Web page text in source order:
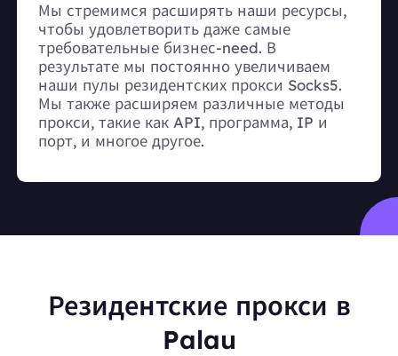
Мы стремимся расширять наши ресурсы,
чтобы удовлетворить даже самые
требовательные бизнес-need. В
результате мы постоянно увеличиваем
наши пулы резидентских прокси Socks5.
Мы также расширяем различные методы
прокси, такие как API, программа, IP и
порт, и многое другое.
Резидентские прокси в
Palau